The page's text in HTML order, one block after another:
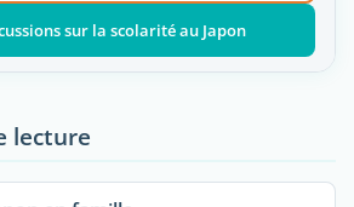
sur la scolarité au Japon
lecture